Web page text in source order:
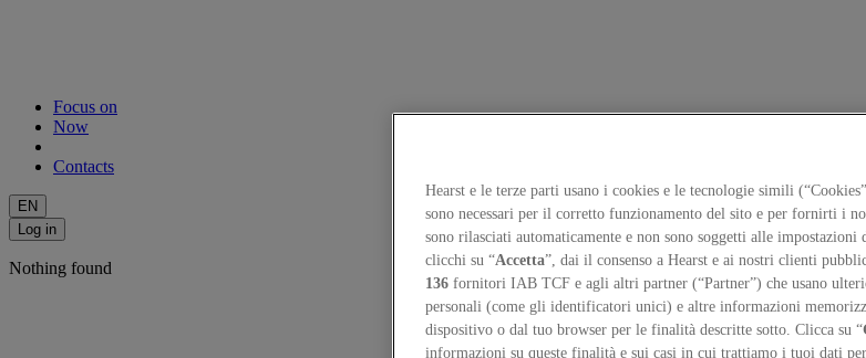
Focus on
Now
Contacts
EN
Log in
Nothing found
Hearst e le terze parti usano i cookies e le tecnologie simili
sono necessari per il corretto funzionamento del sito e per fornirti i
sono rilasciati automaticamente e non sono soggetti alle impostazioni
clicchi su “Accetta”, dai il consenso a Hearst e ai nostri clienti
136 fornitori IAB TCF e agli altri partner (“Partner”) che usano
personali (come gli identificatori unici) e altre informazioni
dispositivo o dal tuo browser per le finalità descritte sotto. Clicca su “
informazioni su queste finalità e sui casi in cui trattiamo i tuoi dati